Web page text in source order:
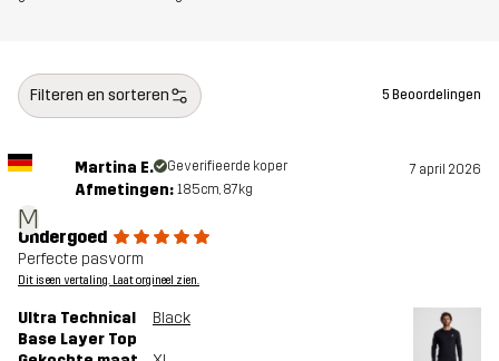
Filteren en sorteren 5 Beoordelingen
M
Martina E. Geverifieerde koper 7 april 2026
Afmetingen: 185cm, 87kg
Ondergoed
Perfecte pasvorm
Dit is een vertaling. Laat orgineel zien.
Ultra Technical
Base Layer Top
Black